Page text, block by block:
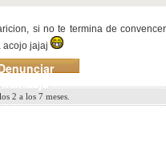
si no te termina de
acojo jajaj
mensaje
2 a los 7 meses.